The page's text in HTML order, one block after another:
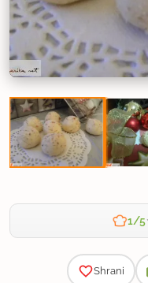
1/5
Shrani